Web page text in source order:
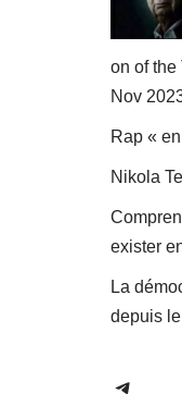
on of the
Nov
Rap «
Nikola
exister
La
depuis